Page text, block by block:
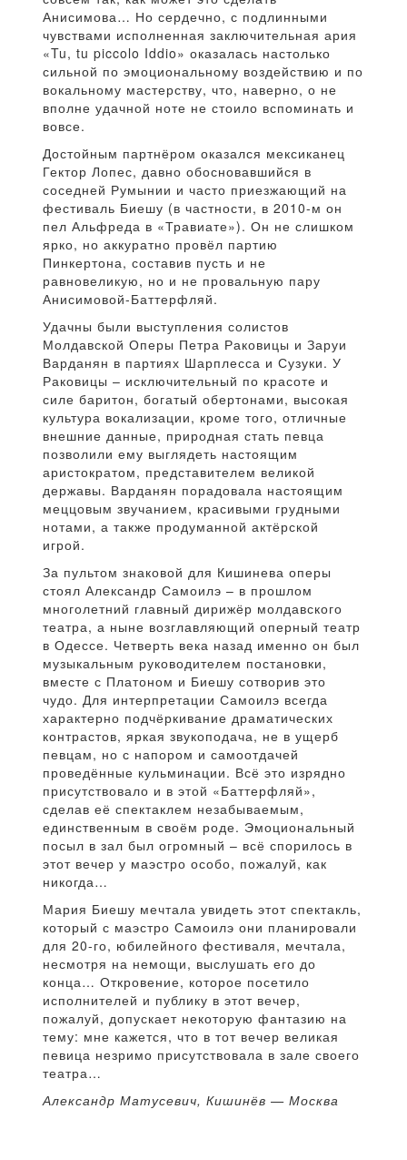
Анисимова… Но сердечно, с подлинными
чувствами исполненная заключительная ария
«Tu, tu piccolo Iddio» оказалась настолько
сильной по эмоциональному воздействию и по
вокальному мастерству, что, наверно, о не
вполне удачной ноте не стоило вспоминать и
вовсе.
Достойным партнёром оказался мексиканец
Гектор Лопес, давно обосновавшийся в
соседней Румынии и часто приезжающий на
фестиваль Биешу (в частности, в 2010-м он
пел Альфреда в «Травиате»). Он не слишком
ярко, но аккуратно провёл партию
Пинкертона, составив пусть и не
равновеликую, но и не провальную пару
Анисимовой-Баттерфляй.
Удачны были выступления солистов
Молдавской Оперы Петра Раковицы и Заруи
Варданян в партиях Шарплесса и Сузуки. У
Раковицы – исключительный по красоте и
силе баритон, богатый обертонами, высокая
культура вокализации, кроме того, отличные
внешние данные, природная стать певца
позволили ему выглядеть настоящим
аристократом, представителем великой
державы. Варданян порадовала настоящим
меццовым звучанием, красивыми грудными
нотами, а также продуманной актёрской
игрой.
За пультом знаковой для Кишинева оперы
стоял Александр Самоилэ – в прошлом
многолетний главный дирижёр молдавского
театра, а ныне возглавляющий оперный театр
в Одессе. Четверть века назад именно он был
музыкальным руководителем постановки,
вместе с Платоном и Биешу сотворив это
чудо. Для интерпретации Самоилэ всегда
характерно подчёркивание драматических
контрастов, яркая звукоподача, не в ущерб
певцам, но с напором и самоотдачей
проведённые кульминации. Всё это изрядно
присутствовало и в этой «Баттерфляй»,
сделав её спектаклем незабываемым,
единственным в своём роде. Эмоциональный
посыл в зал был огромный – всё спорилось в
этот вечер у маэстро особо, пожалуй, как
никогда…
Мария Биешу мечтала увидеть этот спектакль,
который с маэстро Самоилэ они планировали
для 20-го, юбилейного фестиваля, мечтала,
несмотря на немощи, выслушать его до
конца… Откровение, которое посетило
исполнителей и публику в этот вечер,
пожалуй, допускает некоторую фантазию на
тему: мне кажется, что в тот вечер великая
певица незримо присутствовала в зале своего
театра…
Александр Матусевич, Кишинёв — Москва